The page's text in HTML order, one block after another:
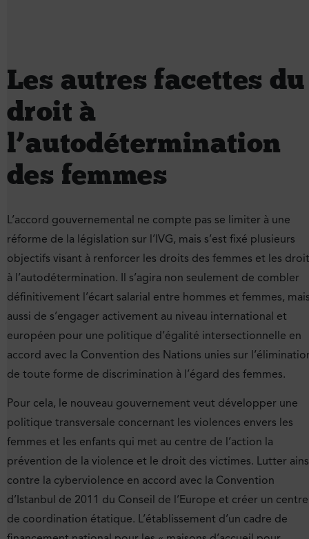
Les autres facettes du
droit à
l’autodétermination
des femmes
L’accord gouvernemental ne compte pas se limiter à une
réforme de la législation sur l’IVG, mais s’est fixé plusieurs
objectifs visant à renforcer les droits des femmes et les
à l’autodétermination. Il s’agira non seulement de combler
définitivement l’écart salarial entre hommes et femmes,
aussi de s’engager activement au niveau international et
européen pour une politique d’égalité intersectionnelle en
accord avec la Convention des Nations unies sur
de toute forme de discrimination à l’égard des femmes.
Pour cela, le nouveau gouvernement veut développer une
politique transversale concernant les violences envers les
femmes et les enfants qui met au centre de l’action la
prévention de la violence et le droit des victimes. Lutter
contre la cyberviolence en accord avec la Convention
d’Istanbul de 2011 du Conseil de l’Europe et créer un centre
de coordination étatique. L’établissement d’un cadre de